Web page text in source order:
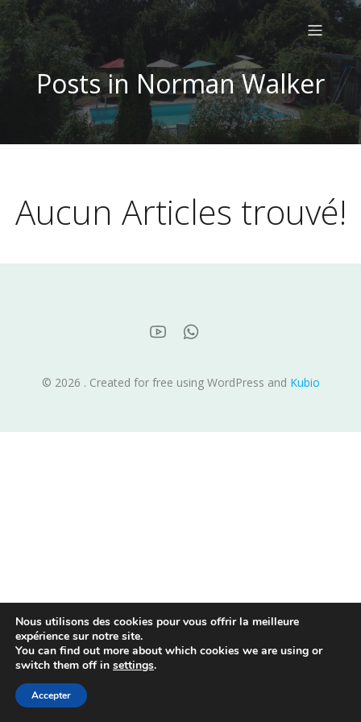
Posts in Norman Walker
Aucun Articles trouvé!
© 2026 . Created for free using WordPress and Kubio
Nous utilisons des cookies pour vous offrir la meilleure
expérience sur notre site.
You can find out more about which cookies we are using or
switch them off in settings.
Accepter